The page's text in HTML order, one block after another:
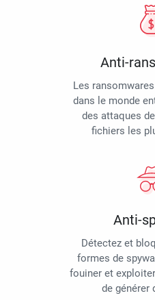
Anti-
Les
dans le monde
des attaques
fichiers les
Anti-
Détectez et
formes de
fouiner et
de générer